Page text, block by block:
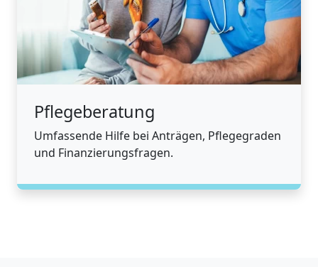
Pflegeberatung
Umfassende Hilfe bei Anträgen, Pflegegraden
und Finanzierungsfragen.